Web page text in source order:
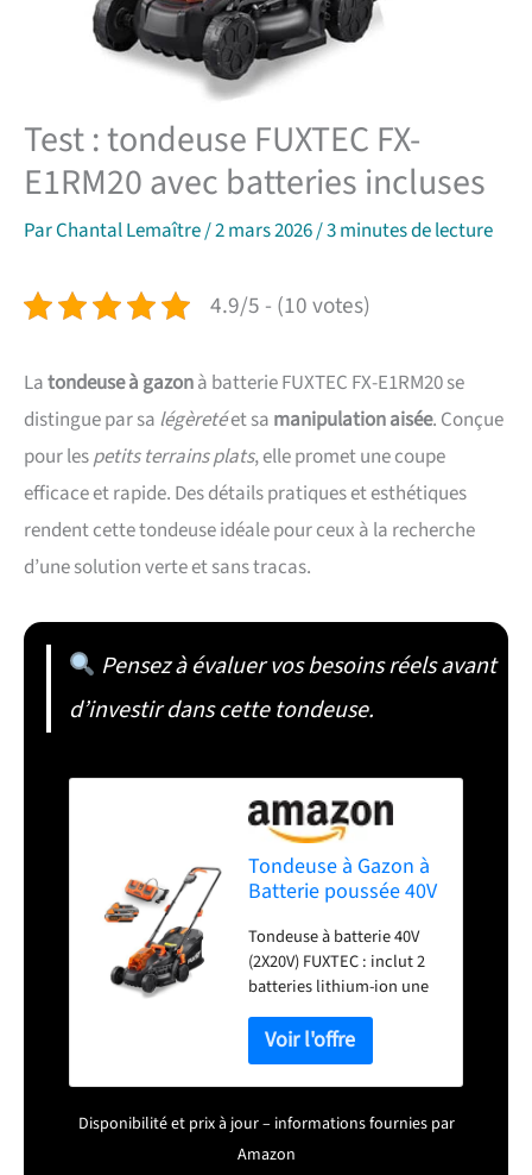
Test : tondeuse FUXTEC FX-
E1RM20 avec batteries incluses
ParChantal Lemaître/2 mars 2026/3 minutes de lecture
4.9/5 - (10 votes)
Latondeuse à gazonà batterie FUXTEC FX-E1RM20 se
distingue par sa légèretéet sa manipulation aisée. Conçue
pour lespetits terrains plats, elle promet une coupe
efficace et rapide. Des détails pratiques et esthétiques
rendent cette tondeuse idéale pour ceux à la recherche
d’une solution verte et sans tracas.
Pensez à évaluer vos besoins réels avant
d’investir dans cette tondeuse.
Tondeuse à Gazon à
Batterie poussée 40V
E1RM20-33 cm Set
avec 2 Batteries 2Ah
et Double Chargeur
2,4A
Tondeuse à batterie 40V
(2X20V) FUXTEC : inclut 2
batteries lithium-ion une
performance puissante et
durable. Ainsi qu'une
double station de charge
pour une recharge rapide
et simultanée. Travail
efficace avec une largeur
de coupe de 33 cm, un bac
Disponibilité et prix à jour – informations fournies par
Amazon